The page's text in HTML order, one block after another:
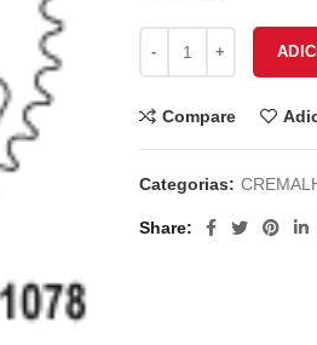
Compare
Categorias:
Share